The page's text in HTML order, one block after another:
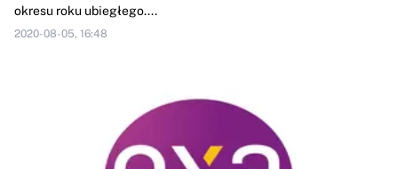
okresu roku ubiegłego....
2020-08-05, 16:48